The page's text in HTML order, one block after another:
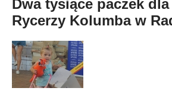
Dwa tysiące paczek
Rycerzy Kolumba w